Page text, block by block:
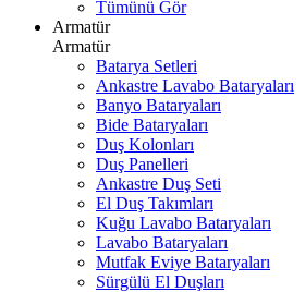
Tümünü Gör
Armatür
Armatür
Batarya Setleri
Ankastre Lavabo Bataryaları
Banyo Bataryaları
Bide Bataryaları
Duş Kolonları
Duş Panelleri
Ankastre Duş Seti
El Duş Takımları
Kuğu Lavabo Bataryaları
Lavabo Bataryaları
Mutfak Eviye Bataryaları
Sürgülü El Duşları